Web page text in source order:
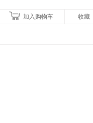
加入购物车 收藏